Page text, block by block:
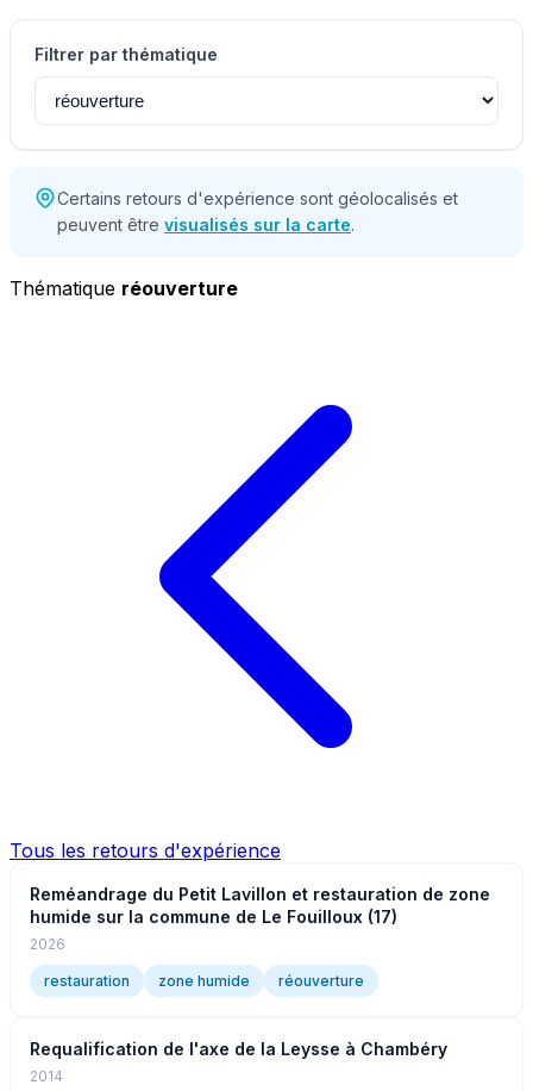
Filtrer par thématique
Certains retours d'expérience sont géolocalisés et
peuvent être visualisés sur la carte.
Thématique réouverture
Tous les retours d'expérience
Reméandrage du Petit Lavillon et restauration de zone
humide sur la commune de Le Fouilloux (17)
2026
restauration zone humide réouverture
Requalification de l'axe de la Leysse à Chambéry
2014